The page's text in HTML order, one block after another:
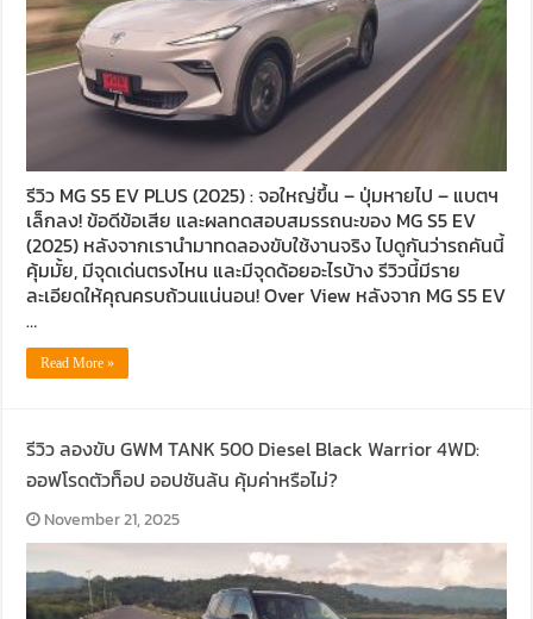
รีวิว MG S5 EV PLUS (2025) : จอใหญ่ขึ้น – ปุ่มหายไป – แบตฯ
เล็กลง! ข้อดีข้อเสีย และผลทดสอบสมรรถนะของ MG S5 EV
(2025) หลังจากเรานำมาทดลองขับใช้งานจริง ไปดูกันว่ารถคันนี้
คุ้มมั้ย, มีจุดเด่นตรงไหน และมีจุดด้อยอะไรบ้าง รีวิวนี้มีราย
ละเอียดให้คุณครบถ้วนแน่นอน! Over View หลังจาก MG S5 EV
…
Read More »
รีวิว ลองขับ GWM TANK 500 Diesel Black Warrior 4WD:
ออฟโรดตัวท็อป ออปชันล้น คุ้มค่าหรือไม่?
November 21, 2025